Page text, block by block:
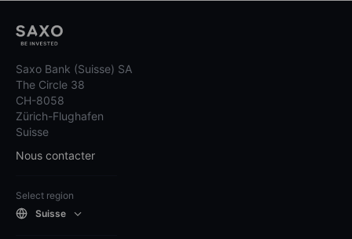
Saxo Bank (Suisse) SA
The Circle 38
CH-8058
Zürich-Flughafen
Suisse
Nous contacter
Select region
Suisse